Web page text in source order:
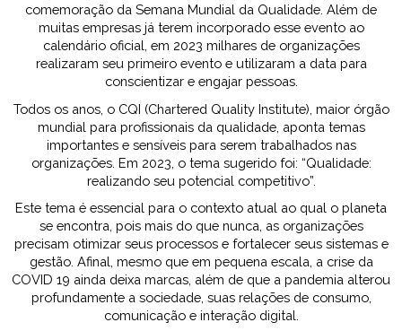
comemoração da Semana Mundial da Qualidade. Além de
muitas empresas já terem incorporado esse evento ao
calendário oficial, em 2023 milhares de organizações
realizaram seu primeiro evento e utilizaram a data para
conscientizar e engajar pessoas.
Todos os anos, o CQI (Chartered Quality Institute), maior órgão
mundial para profissionais da qualidade, aponta temas
importantes e sensíveis para serem trabalhados nas
organizações. Em 2023, o tema sugerido foi: “Qualidade:
realizando seu potencial competitivo”.
Este tema é essencial para o contexto atual ao qual o planeta
se encontra, pois mais do que nunca, as organizações
precisam otimizar seus processos e fortalecer seus sistemas e
gestão. Afinal, mesmo que em pequena escala, a crise da
COVID 19 ainda deixa marcas, além de que a pandemia alterou
profundamente a sociedade, suas relações de consumo,
comunicação e interação digital.